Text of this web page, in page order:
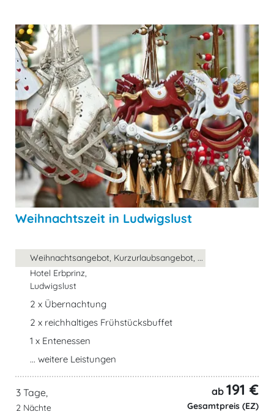
Weihnachtszeit in Ludwigslust
Weihnachtsangebot, Kurzurlaubsangebot, ...
Hotel Erbprinz,
Ludwigslust
2 x Übernachtung
2 x reichhaltiges Frühstücksbuffet
1 x Entenessen
... weitere Leistungen
3 Tage,
2 Nächte
ab 191 €
Gesamtpreis (EZ)